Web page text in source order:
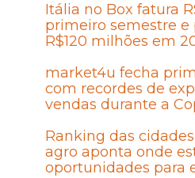
Itália no Box fatura
primeiro semestre e
R$120 milhões em
market4u fecha
com recordes de
vendas durante a
Ranking das
agro aponta onde
oportunidades para